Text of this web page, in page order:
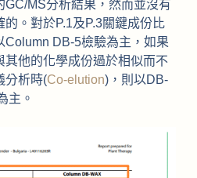
GC/MS分析結果，然而並沒有
的。對於P.1及P.3關鍵成份比
Column DB-5檢驗為主，如果
其他的化學成份過於相似而不
分析時(Co-elution)，則以DB-
主。